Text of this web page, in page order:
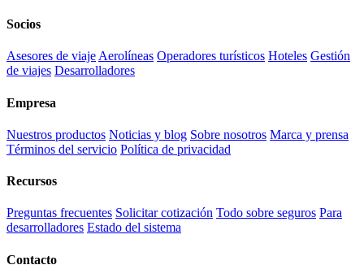
Socios
Asesores de viaje Aerolíneas Operadores turísticos Hoteles Gestión
de viajes Desarrolladores
Empresa
Nuestros productos Noticias y blog Sobre nosotros Marca y prensa
Términos del servicio Política de privacidad
Recursos
Preguntas frecuentes Solicitar cotización Todo sobre seguros Para
desarrolladores Estado del sistema
Contacto